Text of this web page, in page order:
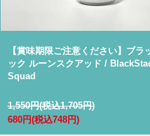
【賞味期限ご注意ください】ブラ
ック ルーンスクアッド /
Squad
1,550円(税込1,705円)
680円(税込748円)